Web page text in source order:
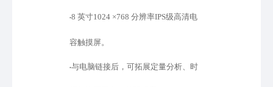
•8 英寸1024 ×768 分辨率IPS级高清电
容触摸屏。
•与电脑链接后，可拓展定量分析、时